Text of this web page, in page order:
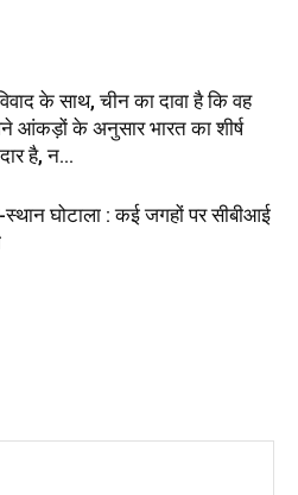
के साथ, चीन का दावा है कि वह
आंकड़ों के अनुसार भारत का शीर्ष
है, न...
घोटाला : कई जगहों पर सीबीआई